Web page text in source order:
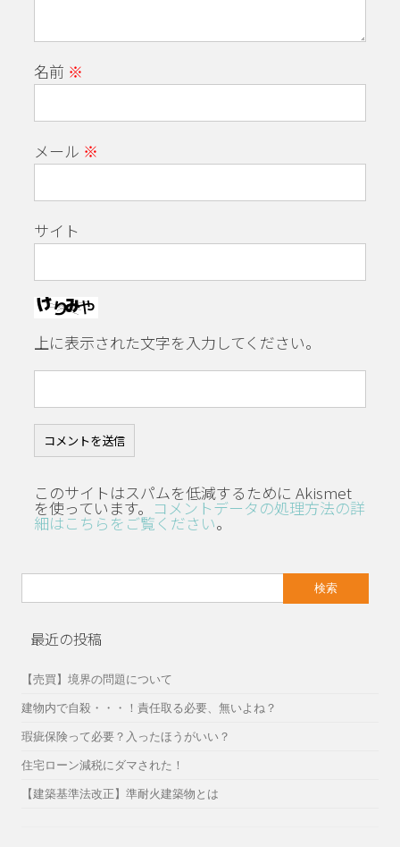
名前 ※
メール ※
サイト
上に表示された文字を入力してください。
このサイトはスパムを低減するために Akismet
を使っています。 コメントデータの処理方法の詳
細はこちらをご覧ください。
索:
最近の投稿
【売買】境界の問題について
建物内で自殺・・・！責任取る必要、無いよね？
瑕疵保険って必要？入ったほうがいい？
住宅ローン減税にダマされた！
【建築基準法改正】準耐火建築物とは